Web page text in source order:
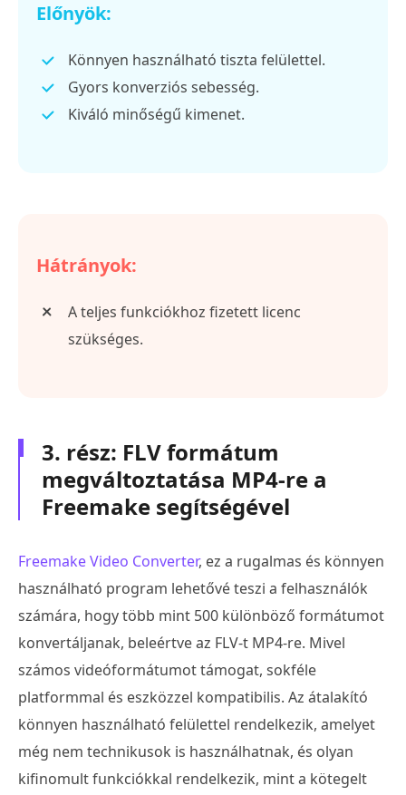
Előnyök:
Könnyen használható tiszta felülettel.
Gyors konverziós sebesség.
Kiváló minőségű kimenet.
Hátrányok:
A teljes funkciókhoz fizetett licenc
szükséges.
3. rész: FLV formátum
megváltoztatása MP4-re a
Freemake segítségével
Freemake Video Converter, ez a rugalmas és könnyen
használható program lehetővé teszi a felhasználók
számára, hogy több mint 500 különböző formátumot
konvertáljanak, beleértve az FLV-t MP4-re. Mivel
számos videóformátumot támogat, sokféle
platformmal és eszközzel kompatibilis. Az átalakító
könnyen használható felülettel rendelkezik, amelyet
még nem technikusok is használhatnak, és olyan
kifinomult funkciókkal rendelkezik, mint a kötegelt